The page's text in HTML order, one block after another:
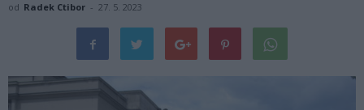
od Radek Ctibor - 27. 5. 2023